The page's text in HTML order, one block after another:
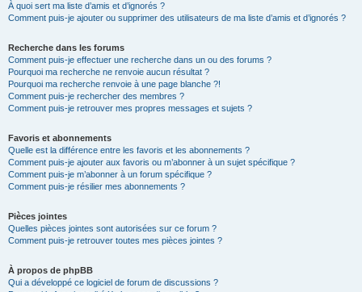
À quoi sert ma liste d’amis et d’ignorés ?
Comment puis-je ajouter ou supprimer des utilisateurs de ma liste d’amis et d’ignorés ?
Recherche dans les forums
Comment puis-je effectuer une recherche dans un ou des forums ?
Pourquoi ma recherche ne renvoie aucun résultat ?
Pourquoi ma recherche renvoie à une page blanche ?!
Comment puis-je rechercher des membres ?
Comment puis-je retrouver mes propres messages et sujets ?
Favoris et abonnements
Quelle est la différence entre les favoris et les abonnements ?
Comment puis-je ajouter aux favoris ou m’abonner à un sujet spécifique ?
Comment puis-je m’abonner à un forum spécifique ?
Comment puis-je résilier mes abonnements ?
Pièces jointes
Quelles pièces jointes sont autorisées sur ce forum ?
Comment puis-je retrouver toutes mes pièces jointes ?
À propos de phpBB
Qui a développé ce logiciel de forum de discussions ?